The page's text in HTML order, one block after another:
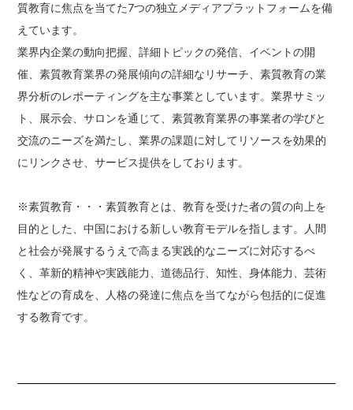
質教育に焦点を当てた7つの独立メディアプラットフォームを備
えています。
業界内企業の動向把握、詳細トピックの発信、イベントの開
催、素質教育業界の発展傾向の詳細なリサーチ、素質教育の業
界分析のレポーティングを主な事業としています。業界サミッ
ト、展示会、サロンを通じて、素質教育業界の事業者の学びと
交流のニーズを満たし、業界の課題に対してリソースを効果的
にリンクさせ、サービス提供をしております。
※素質教育・・・素質教育とは、教育を受けた者の質の向上を
目的とした、中国における新しい教育モデルを指します。人間
と社会が発展するうえで高まる実践的なニーズに対応するべ
く、革新的精神や実践能力、道徳品行、知性、身体能力、芸術
性などの育成を、人格の発達に焦点を当てながら包括的に促進
する教育です。